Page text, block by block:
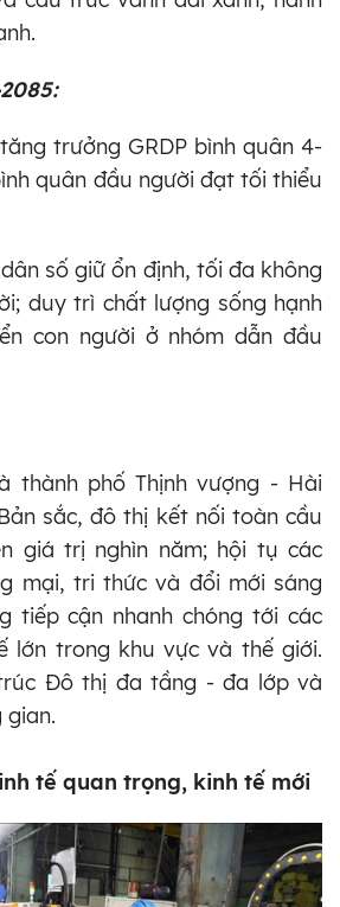
trưởng GRDP bình quân 4-
quân đầu người đạt tối thiểu
số giữ ổn định, tối đa không
duy trì chất lượng sống hạnh
con người ở nhóm dẫn đầu
thành phố Thịnh vượng - Hài
sắc, đô thị kết nối toàn cầu
giá trị nghìn năm; hội tụ các
mại, tri thức và đổi mới sáng
tiếp cận nhanh chóng tới các
lớn trong khu vực và thế giới.
Đô thị đa tầng - đa lớp và
gian.
tế quan trọng, kinh tế mới